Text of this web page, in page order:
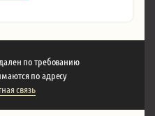
по требованию
по адресу
связь